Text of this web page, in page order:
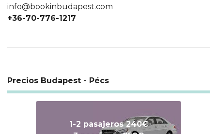
info@bookinbudapest.com
+36-70-776-1217
Precios Budapest - Pécs
1-2 pasajeros 240€